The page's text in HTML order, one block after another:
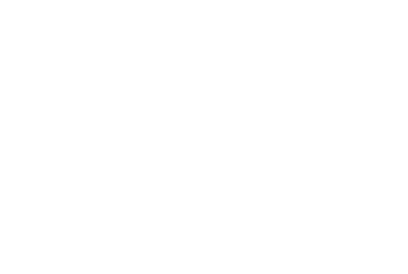
مختلفة داخل البلد نفسه، لكن
بطرسبرغ، هو ذاته توقيت مكة
العواصم العربية للمنتخبات
القاهرة بفارق ساعة، ثم تونس
وستقام مباراة افتتاح